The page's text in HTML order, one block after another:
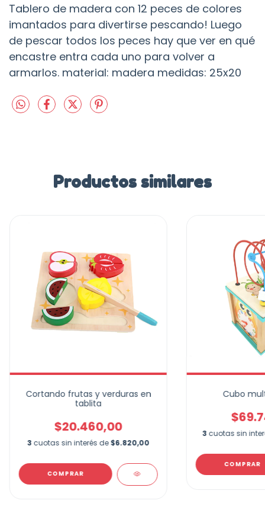
Tablero de madera con 12 peces de colores
imantados para divertirse pescando! Luego
de pescar todos los peces hay que ver en qué
encastre entra cada uno para volver a
armarlos. material: madera medidas: 25x20
Productos similares
Cortando frutas y verduras en
tablita
$20.460,00
3 cuotas sin interés de$6.820,00
Cubo
3 cuotas sin